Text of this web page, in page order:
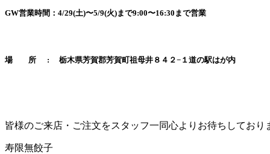
GW営業時間：4/29(土)〜5/9(火)まで9:00〜16:30まで営業
場 所 : 栃木県芳賀郡芳賀町祖母井８４２−１道の駅はが内
皆様のご来店・ご注文をスタッフ一同心よりお待ちしており
寿限無餃子